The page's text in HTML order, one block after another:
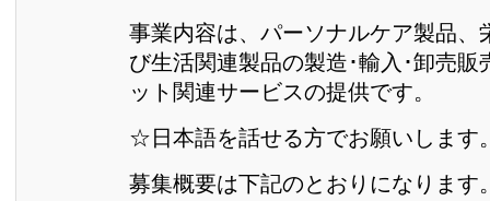
事業内容は、パーソナルケア製品、
び生活関連製品の製造･輸入･卸売販
ット関連サービスの提供です。
☆日本語を話せる方でお願いします
募集概要は下記のとおりになります